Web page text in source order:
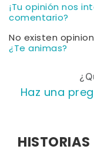
¡Tu opinión nos
comentario?
No existen
¿Te animas?
Haz una
HISTORIAS